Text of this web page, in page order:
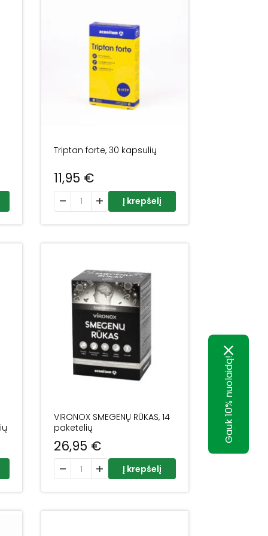
tab.
Triptan forte, 30 kapsulių
11,95 €
produkto kiekis: Triptan forte, 30 kapsulių
Į krepšelį
fitomelatoninas, 30 kapsulių
VIRONOX SMEGENŲ RŪKAS, 14
paketėlių
26,95 €
produkto kiekis: VIRONOX SMEGENŲ RŪKAS, 14
Į krepšelį
Gauk 10% nuolaidą!